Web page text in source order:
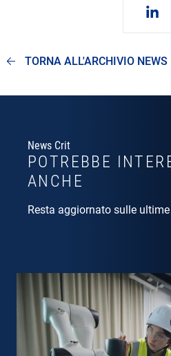
TORNA ALL'ARCHIVIO NEWS
News Crit
POTREBBE
ANCHE
Resta aggiornato sulle